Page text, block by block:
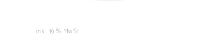
inkl. 19 % MwSt.